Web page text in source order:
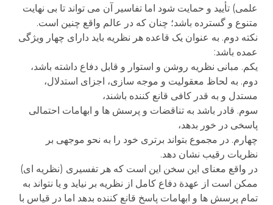
علمی) تأیید و حمایت شود اما تفاسیر آن می تواند تا بی نهایت
متنوع و گسترده باشد؛ چنان که در عالم واقع چنین است.
نکته دوم. به عنوان یک قاعده هر نظریه باید دارای چهار ویژگی
عمده باشد:
یکم. مبانی نظریه روشن و استوار و قابل دفاع داشته باشد،
دوم. به لحاظ معقولیت و موجه سازی، اجزای استدلال،
مستدل و به قدر کافی قانع کننده باشند،
سوم. قادر باشد به تناقضات و پرسش ها و ابهامات احتمالی
پاسخی در خور بدهد،
چهارم. در مجموع بتواند برتری خود را به نحو موجهی بر
نظریات رقیب نشان دهد.
در واقع معنای این سخن این است که هر تفسیری (نظریه ای)
ممکن است از عهدة دفاع کامل از نظریه بر نیاید و یا نتواند به
تمام پرسش ها و ابهامات پاسخ قانع کننده بدهد اما در قیاس با